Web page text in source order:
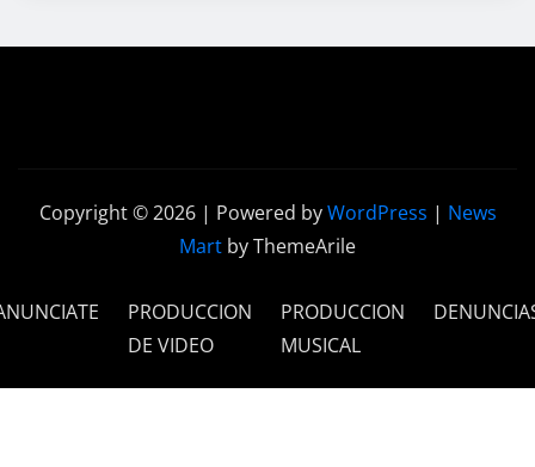
Copyright © 2026 | Powered byWordPress | News
Mart by ThemeArile
PRODUCCION
DE VIDEO
PRODUCCION
MUSICAL